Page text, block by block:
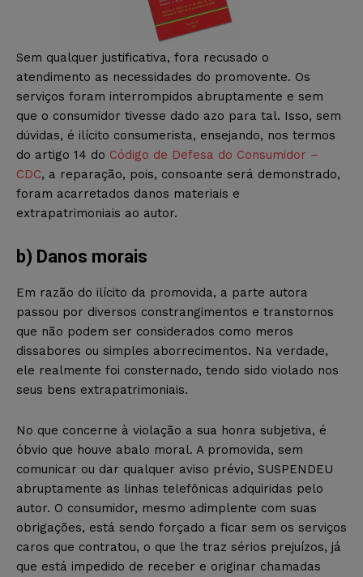
Sem qualquer justificativa, fora recusado o
atendimento as necessidades do promovente. Os
serviços foram interrompidos abruptamente e sem
que o consumidor tivesse dado azo para tal. Isso, sem
dúvidas, é ilícito consumerista, ensejando, nos termos
do artigo 14 do Código de Defesa do Consumidor –
CDC, a reparação, pois, consoante será demonstrado,
foram acarretados danos materiais e
extrapatrimoniais ao autor.
b) Danos morais
Em razão do ilícito da promovida, a parte autora
passou por diversos constrangimentos e transtornos
que não podem ser considerados como meros
dissabores ou simples aborrecimentos. Na verdade,
ele realmente foi consternado, tendo sido violado nos
seus bens extrapatrimoniais.
No que concerne à violação a sua honra subjetiva, é
óbvio que houve abalo moral. A promovida, sem
comunicar ou dar qualquer aviso prévio, SUSPENDEU
abruptamente as linhas telefônicas adquiridas pelo
autor. O consumidor, mesmo adimplente com suas
obrigações, está sendo forçado a ficar sem os serviços
caros que contratou, o que lhe traz sérios prejuízos, já
que está impedido de receber e originar chamadas